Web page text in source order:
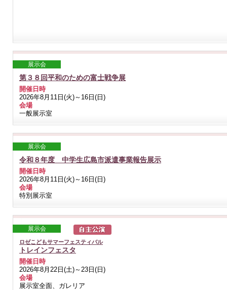
展示会
第３８回平和のための富士戦争展
開催日時
2026年8月11日(火)～16日(日)
会場
一般展示室
展示会
令和８年度 中学生広島市派遣事業報告展示
開催日時
2026年8月11日(火)～16日(日)
会場
特別展示室
展示会
ロゼこどもサマーフェスティバル
トレインフェスタ
開催日時
2026年8月22日(土)～23日(日)
会場
展示室全面、ガレリア